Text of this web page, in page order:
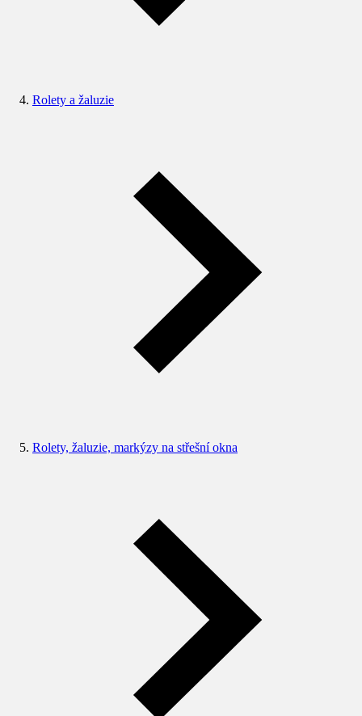
Rolety a žaluzie
Rolety, žaluzie, markýzy na střešní okna